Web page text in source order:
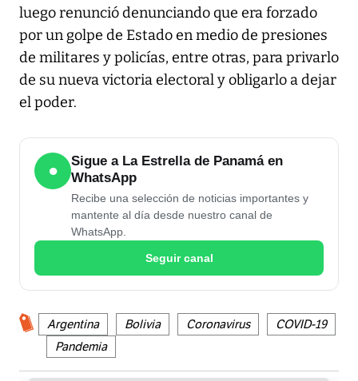
luego renunció denunciando que era forzado
por un golpe de Estado en medio de presiones
de militares y policías, entre otras, para privarlo
de su nueva victoria electoral y obligarlo a dejar
el poder.
●
Sigue a La Estrella de Panamá en
WhatsApp
Recibe una selección de noticias importantes y
mantente al día desde nuestro canal de
WhatsApp.
Seguir canal
Argentina Bolivia Coronavirus
COVID-19
Pandemia